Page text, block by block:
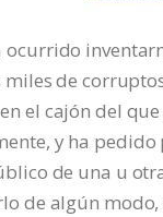
ocurrido
miles de
el cajón del
y ha
de una u
de algún